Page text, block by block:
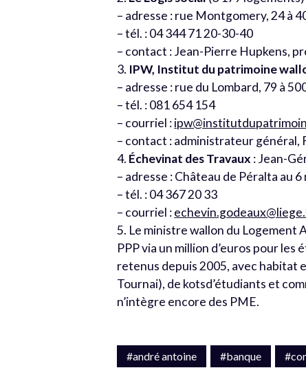
– adresse : rue Montgomery, 24 à
– tél. : 04 344 71 20-30-40
– contact : Jean-Pierre Hupkens,
3. IPW, Institut du patrimoine
– adresse : rue du Lombard, 79 à
– tél. : 081 654 154
– courriel :
– contact : administrateur général,
4. Échevinat des Travaux : Jean-
– adresse : Château de Péralta au
– tél. : 04 367 20 33
– courriel :
5. Le ministre wallon du Logement
PPP via un million d’euros pour
retenus depuis 2005, avec habitat
Tournai), de kotsd’étudiants et
n’intègre encore des PME.
#andré antoine #banque